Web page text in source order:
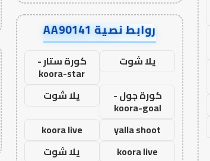
روابط نصية AA90141
يلا شوت كورة ستار -
koora-star
كورة جول -
koora-goal
يلا شوت
yalla shoot
koora live
koora live
يلا شوت